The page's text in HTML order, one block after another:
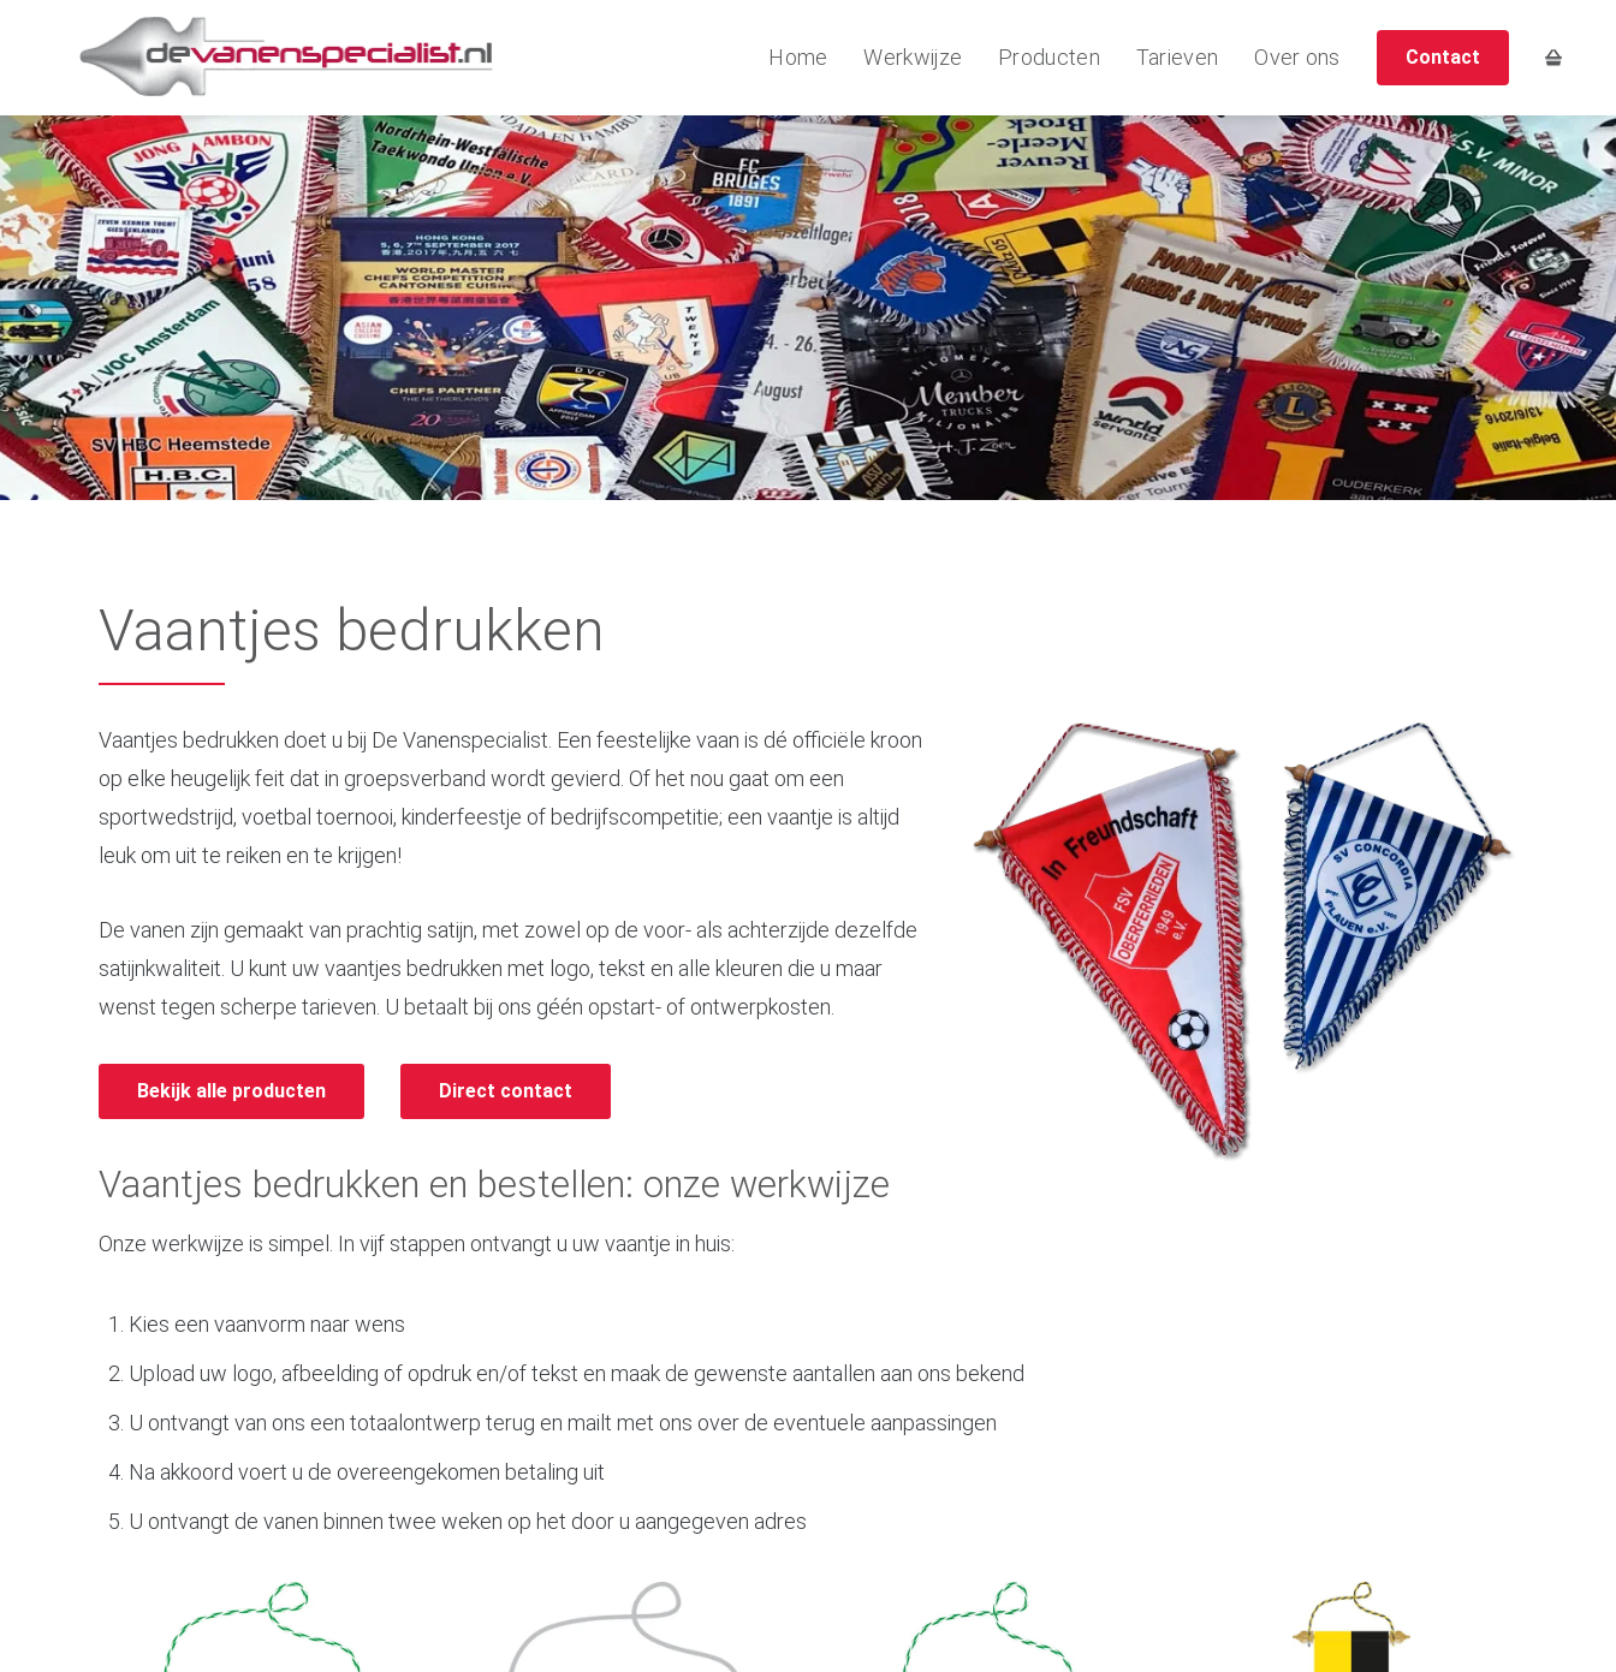
Home Werkwijze Producten Tarieven Over ons Contact
Vaantjes bedrukken
Vaantjes bedrukken doet u bij De Vanenspecialist. Een feestelijke vaan is dé officiële kroon
op elke heugelijk feit dat in groepsverband wordt gevierd. Of het nou gaat om een
sportwedstrijd, voetbal toernooi, kinderfeestje of bedrijfscompetitie; een vaantje is altijd
leuk om uit te reiken en te krijgen!
De vanen zijn gemaakt van prachtig satijn, met zowel op de voor- als achterzijde dezelfde
satijnkwaliteit. U kunt uw vaantjes bedrukken met logo, tekst en alle kleuren die u maar
wenst tegen scherpe tarieven. U betaalt bij ons géén opstart- of ontwerpkosten.
Bekijk alle producten Direct contact
Vaantjes bedrukken en bestellen: onze werkwijze
Onze werkwijze is simpel. In vijf stappen ontvangt u uw vaantje in huis:
Kies een vaanvorm naar wens
Upload uw logo, afbeelding of opdruk en/of tekst en maak de gewenste aantallen aan ons bekend
U ontvangt van ons een totaalontwerp terug en mailt met ons over de eventuele aanpassingen
Na akkoord voert u de overeengekomen betaling uit
U ontvangt de vanen binnen twee weken op het door u aangegeven adres